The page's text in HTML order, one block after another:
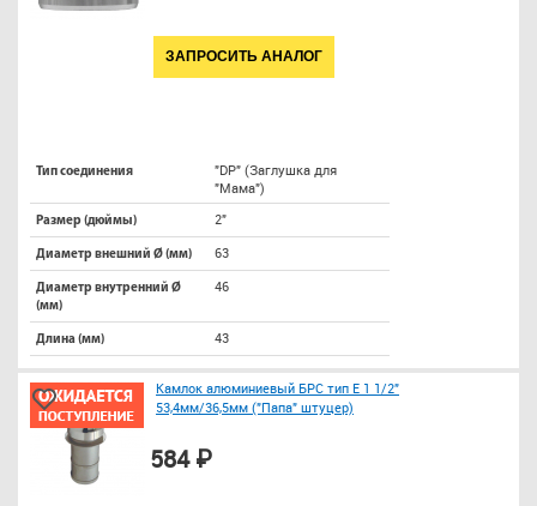
ЗАПРОСИТЬ АНАЛОГ
Тип соединения
"DP" (Заглушка для
"Мама")
Размер (дюймы) 2"
Диаметр внешний Ø (мм) 63
Диаметр внутренний Ø
(мм)
46
Длина (мм) 43
Камлок алюминиевый БРС тип E 1 1/2"
53,4мм/36,5мм ("Папа" штуцер)
584 ₽